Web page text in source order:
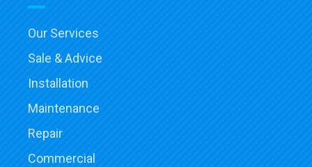
Our Services
Sale & Advice
Installation
Maintenance
Repair
Commercial